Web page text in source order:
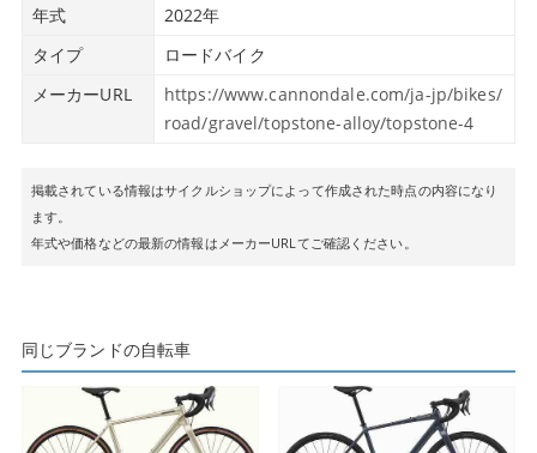
年式
2022年
タイプ
ロードバイク
メーカーURL
https://www.cannondale.com/ja-jp/bikes/
road/gravel/topstone-alloy/topstone-4
掲載されている情報はサイクルショップによって作成された時点の内容になり
ます。
年式や価格などの最新の情報はメーカーURLてご確認ください。
同じブランドの自転車